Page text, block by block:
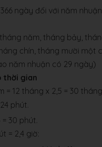
ngày đối với năm
năm, tháng bảy,
chín, tháng mười một
năm nhuận có 29 ngày)
thời gian
= 12 tháng x 2,5 = 30
phút.
30 phút.
= 2,4 giờ: